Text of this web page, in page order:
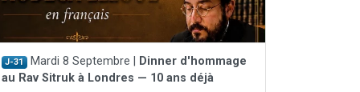
J-31 Mardi 8 Septembre |
Dinner d'hommage
au Rav Sitruk à Londres — 10 ans déjà